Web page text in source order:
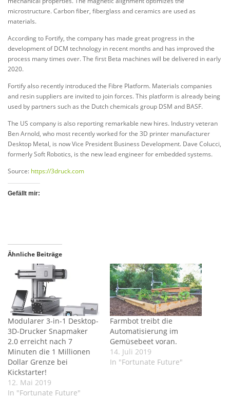
microstructure. Carbon fiber, fiberglass and ceramics are used as
materials.
According to Fortify, the company has made great progress in the
development of DCM technology in recent months and has improved the
process many times over. The first Beta machines will be delivered in early
2020.
Fortify also recently introduced the Fibre Platform. Materials companies
and resin suppliers are invited to join forces. This platform is already being
used by partners such as the Dutch chemicals group DSM and BASF.
The US company is also reporting remarkable new hires. Industry veteran
Ben Arnold, who most recently worked for the 3D printer manufacturer
Desktop Metal, is now Vice President Business Development. Dave Colucci,
formerly Soft Robotics, is the new lead engineer for embedded systems.
Source: https://3druck.com
Gefällt mir:
Ähnliche Beiträge
Modularer 3-in-1 Desktop-
3D-Drucker Snapmaker
2.0 erreicht nach 7
Minuten die 1 Millionen
Dollar Grenze bei
Kickstarter!
12. Mai 2019
In "Fortunate Future"
Farmbot treibt die
Automatisierung im
Gemüsebeet voran.
14. Juli 2019
In "Fortunate Future"